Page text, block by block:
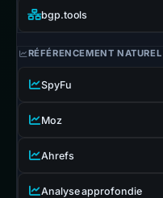
bgp.tools
RÉFÉRENCEMENT
SpyFu
Moz
Ahrefs
Analyse approfondie